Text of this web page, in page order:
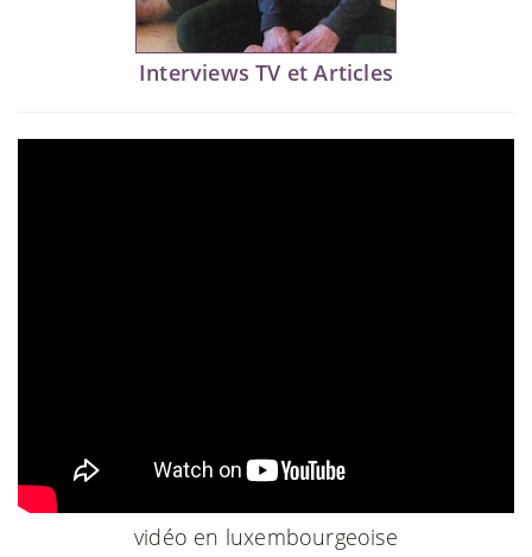
Interviews TV et Articles
vidéo en luxembourgeoise